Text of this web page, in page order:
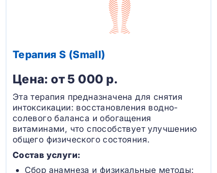
Терапия S (Small)
Цена: от 5 000 р.
Эта терапия предназначена для снятия
интоксикации: восстановления водно-
солевого баланса и обогащения
витаминами, что способствует улучшению
общего физического состояния.
Состав услуги:
Сбор анамнеза и физикальные методы: